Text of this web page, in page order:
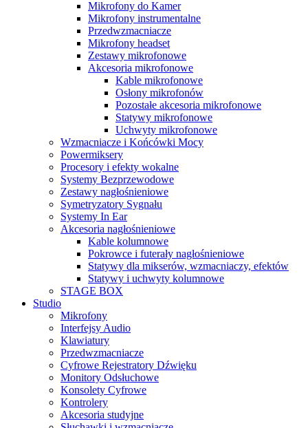
Mikrofony do Kamer
Mikrofony instrumentalne
Przedwzmacniacze
Mikrofony headset
Zestawy mikrofonowe
Akcesoria mikrofonowe
Kable mikrofonowe
Osłony mikrofonów
Pozostałe akcesoria mikrofonowe
Statywy mikrofonowe
Uchwyty mikrofonowe
Wzmacniacze i Końcówki Mocy
Powermiksery
Procesory i efekty wokalne
Systemy Bezprzewodowe
Zestawy nagłośnieniowe
Symetryzatory Sygnału
Systemy In Ear
Akcesoria nagłośnieniowe
Kable kolumnowe
Pokrowce i futerały nagłośnieniowe
Statywy dla mikserów, wzmacniaczy, efektów
Statywy i uchwyty kolumnowe
STAGE BOX
Studio
Mikrofony
Interfejsy Audio
Klawiatury
Przedwzmacniacze
Cyfrowe Rejestratory Dźwięku
Monitory Odsłuchowe
Konsolety Cyfrowe
Kontrolery
Akcesoria studyjne